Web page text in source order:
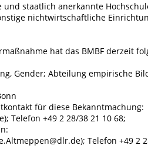
staatlich anerkannte
nichtwirtschaftliche
hat das BMBF derzeit
Gender; Abteilung empirische
für diese Bekanntmachung:
Telefon +49 2 28/38 21 10 68;
Telefon +49 2